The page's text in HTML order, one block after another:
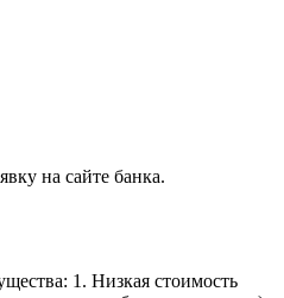
на сайте банка.
1. Низкая стоимость